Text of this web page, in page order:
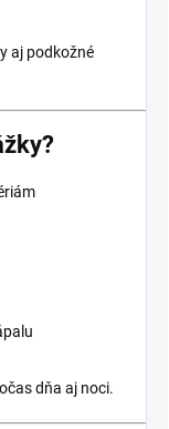
aj podkožné
dňa aj noci.